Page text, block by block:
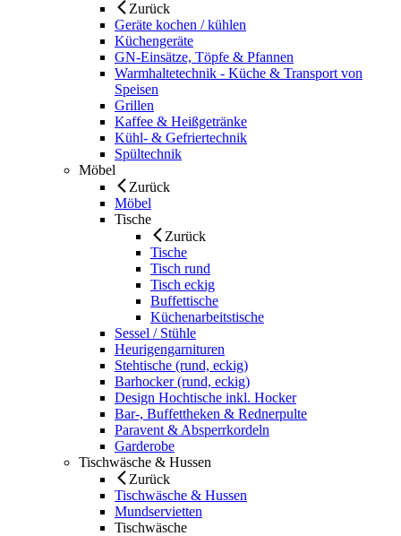
Zurück
Geräte kochen / kühlen
Küchengeräte
GN-Einsätze, Töpfe & Pfannen
Warmhaltetechnik - Küche & Transport von
Speisen
Grillen
Kaffee & Heißgetränke
Kühl- & Gefriertechnik
Spültechnik
Möbel
Zurück
Möbel
Tische
Zurück
Tische
Tisch rund
Tisch eckig
Buffettische
Küchenarbeitstische
Sessel / Stühle
Heurigengarnituren
Stehtische (rund, eckig)
Barhocker (rund, eckig)
Design Hochtische inkl. Hocker
Bar-, Buffettheken & Rednerpulte
Paravent & Absperrkordeln
Garderobe
Tischwäsche & Hussen
Zurück
Tischwäsche & Hussen
Mundservietten
Tischwäsche